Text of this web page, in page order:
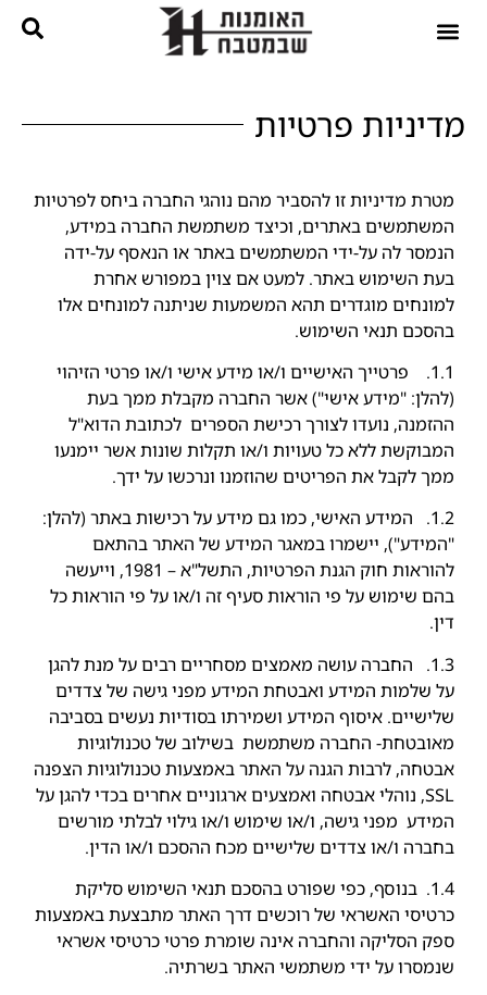
מדיניות פרטיות
מטרת מדיניות זו להסביר מהם נוהגי החברה ביחס לפרטיות
המשתמשים באתרים, וכיצד משתמשת החברה במידע,
הנמסר לה על-ידי המשתמשים באתר או הנאסף על-ידה
בעת השימוש באתר. למעט אם צוין במפורש אחרת
למונחים מוגדרים תהא המשמעות שניתנה למונחים אלו
בהסכם תנאי השימוש.
1.1. פרטייך האישיים ו/או מידע אישי ו/או פרטי הזיהוי
(להלן: "מידע אישי") אשר החברה מקבלת ממך בעת
ההזמנה, נועדו לצורך רכישת הספרים לכתובת הדוא"ל
המבוקשת ללא כל טעויות ו/או תקלות שונות אשר יימנעו
ממך לקבל את הפריטים שהוזמנו ונרכשו על ידך.
1.2. המידע האישי, כמו גם מידע על רכישות באתר (להלן:
"המידע"), יישמרו במאגר המידע של האתר בהתאם
להוראות חוק הגנת הפרטיות, התשל"א – 1981, וייעשה
בהם שימוש על פי הוראות סעיף זה ו/או על פי הוראות כל
דין.
1.3. החברה עושה מאמצים מסחריים רבים על מנת להגן
על שלמות המידע ואבטחת המידע מפני גישה של צדדים
שלישיים. איסוף המידע ושמירתו בסודיות נעשים בסביבה
מאובטחת- החברה משתמשת בשילוב של טכנולוגיות
אבטחה, לרבות הגנה על האתר באמצעות טכנולוגיות הצפנה
SSL, נוהלי אבטחה ואמצעים ארגוניים אחרים בכדי להגן על
המידע מפני גישה, ו/או שימוש ו/או גילוי לבלתי מורשים
בחברה ו/או צדדים שלישיים מכח ההסכם ו/או הדין.
1.4. בנוסף, כפי שפורט בהסכם תנאי השימוש סליקת
כרטיסי האשראי של רוכשים דרך האתר מתבצעת באמצעות
ספק הסליקה והחברה אינה שומרת פרטי כרטיסי אשראי
שנמסרו על ידי משתמשי האתר בשרתיה.